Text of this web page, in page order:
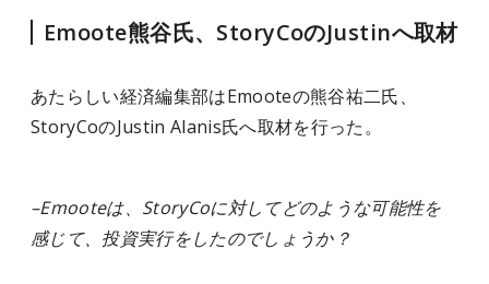
Emoote熊谷氏、StoryCoのJustinへ取材
あたらしい経済編集部はEmooteの熊谷祐二氏、
StoryCoのJustin Alanis氏へ取材を行った。
–Emooteは、StoryCoに対してどのような可能性を
感じて、投資実行をしたのでしょうか？